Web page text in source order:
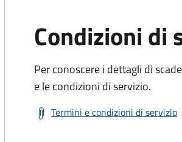
Condizioni di
Per conoscere i dettagli di
e le condizioni di servizio.
Termini e condizioni di servizio